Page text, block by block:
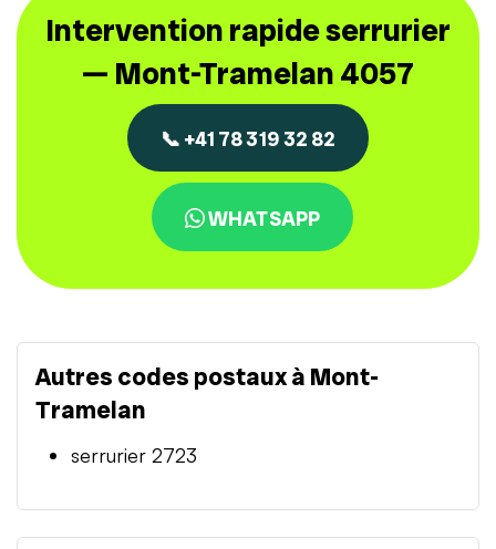
Intervention rapide serrurier
— Mont-Tramelan 4057
📞 +41 78 319 32 82
WHATSAPP
Autres codes postaux à Mont-
Tramelan
serrurier 2723